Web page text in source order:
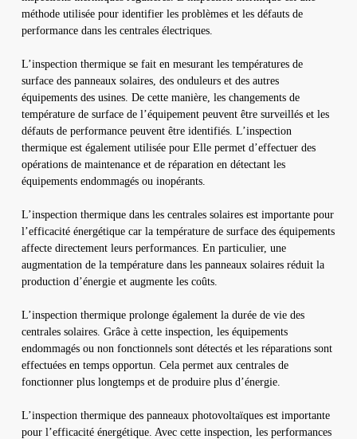
méthode utilisée pour identifier les problèmes et les défauts de
performance dans les centrales électriques.
L’inspection thermique se fait en mesurant les températures de
surface des panneaux solaires, des onduleurs et des autres
équipements des usines. De cette manière, les changements de
température de surface de l’équipement peuvent être surveillés et les
défauts de performance peuvent être identifiés. L’inspection
thermique est également utilisée pour Elle permet d’effectuer des
opérations de maintenance et de réparation en détectant les
équipements endommagés ou inopérants.
L’inspection thermique dans les centrales solaires est importante pour
l’efficacité énergétique car la température de surface des équipements
affecte directement leurs performances. En particulier, une
augmentation de la température dans les panneaux solaires réduit la
production d’énergie et augmente les coûts.
L’inspection thermique prolonge également la durée de vie des
centrales solaires. Grâce à cette inspection, les équipements
endommagés ou non fonctionnels sont détectés et les réparations sont
effectuées en temps opportun. Cela permet aux centrales de
fonctionner plus longtemps et de produire plus d’énergie.
L’inspection thermique des panneaux photovoltaïques est importante
pour l’efficacité énergétique. Avec cette inspection, les performances